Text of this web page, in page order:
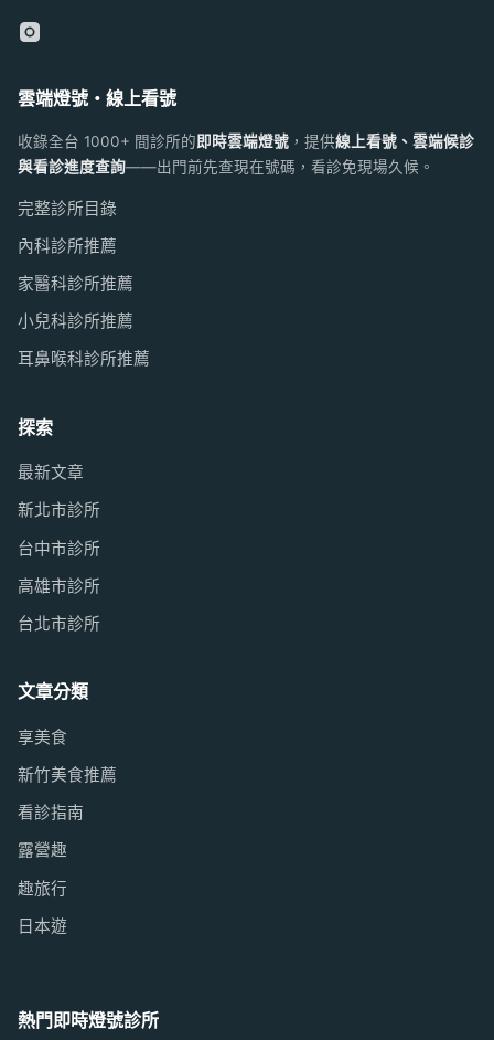
雲端燈號・線上看號
收錄全台 1000+ 間診所的 即時雲端燈號 ，提供線上看號、雲端候診
與看診進度查詢——出門前先查現在號碼，看診免現場久候。
完整診所目錄
內科診所推薦
家醫科診所推薦
小兒科診所推薦
耳鼻喉科診所推薦
探索
最新文章
新北市診所
台中市診所
高雄市診所
台北市診所
文章分類
享美食
新竹美食推薦
看診指南
露營趣
趣旅行
日本遊
熱門即時燈號診所